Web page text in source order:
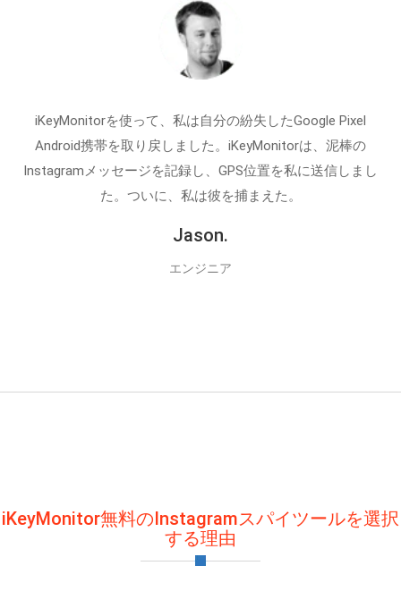
iKeyMonitorを使って、私は自分の紛失したGoogle Pixel
Android携帯を取り戻しました。iKeyMonitorは、泥棒の
Instagramメッセージを記録し、GPS位置を私に送信しまし
た。ついに、私は彼を捕まえた。
Jason.
エンジニア
iKeyMonitor無料のInstagramスパイツールを選択
する理由